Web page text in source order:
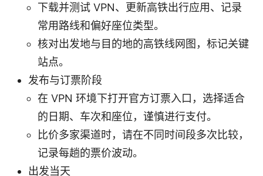
下载并测试 VPN、更新高铁出行应用、记录
常用路线和偏好座位类型。
核对出发地与目的地的高铁线网图，标记关键
站点。
发布与订票阶段
在 VPN 环境下打开官方订票入口，选择适合
的日期、车次和座位，谨慎进行支付。
比价多家渠道时，请在不同时间段多次比较，
记录每趟的票价波动。
出发当天